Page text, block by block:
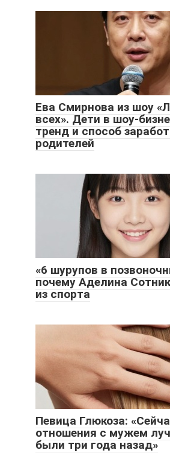
Ева Смирнова из шоу
всех». Дети в шоу-
тренд и способ
родителей
«6 шурупов в
почему Аделина
из спорта
Певица Глюкоза:
отношения с мужем
были три года назад»